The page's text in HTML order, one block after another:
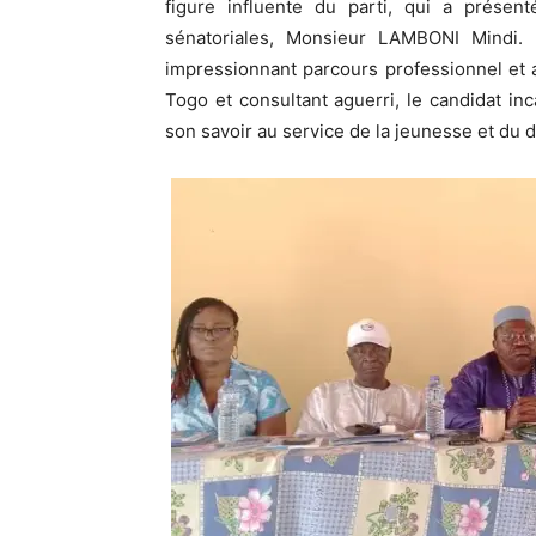
figure influente du parti, qui a
sénatoriales, Monsieur LAMBONI
impressionnant parcours professionnel et
Togo et consultant aguerri, le candidat
son savoir au service de la jeunesse et du